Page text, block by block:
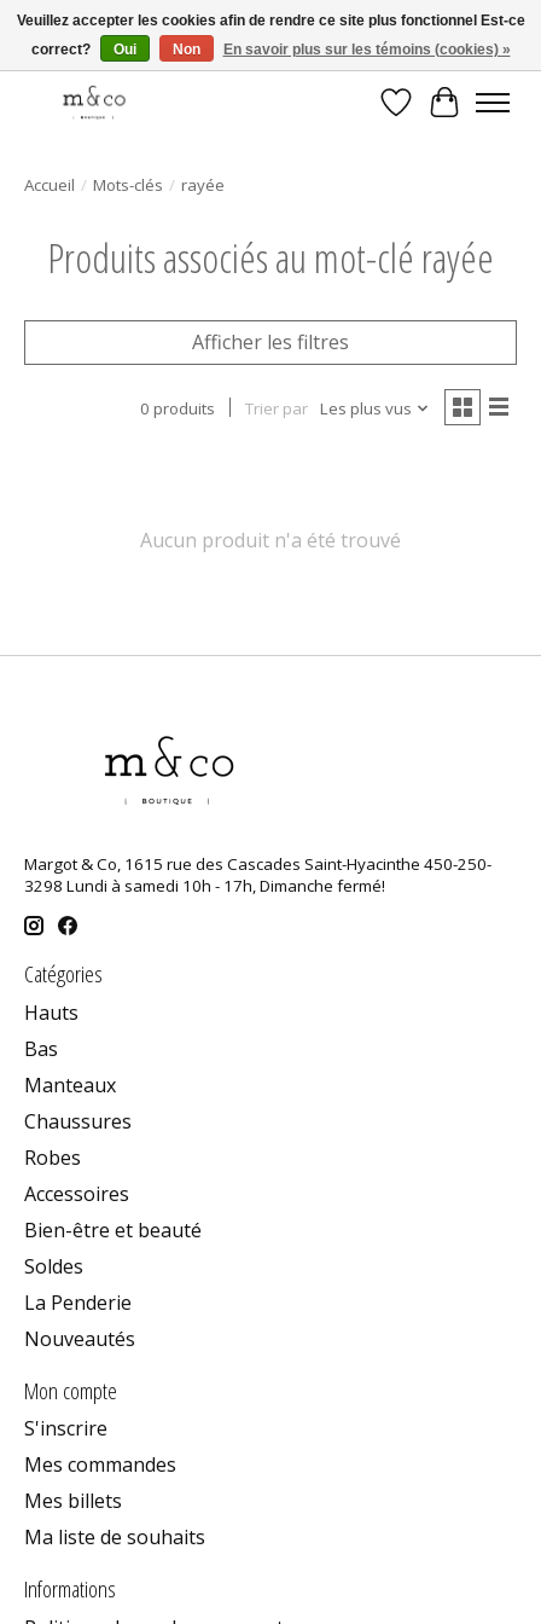
Livraison gratuite avec tout achat de 250$ et plus
Liste dePanier
Accueil / Mots-clés / rayée
Produits associés au mot-clé rayée
Afficher les filtres
0 produits Trier par Les plus vus
Aucun produit n'a été trouvé
Margot & Co, 1615 rue des Cascades Saint-Hyacinthe 450-250-
3298 Lundi à samedi 10h - 17h, Dimanche fermé!
Catégories
Hauts
Bas
Manteaux
Chaussures
Robes
Accessoires
Bien-être et beauté
Soldes
La Penderie
Nouveautés
Mon compte
S'inscrire
Mes commandes
Mes billets
Ma liste de souhaits
Informations
Veuillez accepter les cookies afin de rendre ce site plus fonctionnel Est-ce
correct?
Oui Non En savoir plus sur les témoins (cookies) »